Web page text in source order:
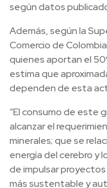
según datos
Además, según la
Comercio de
quienes aportan el
estima que
dependen de esta
“El consumo de este
alcanzar el
minerales; que se
energía del cerebro y
de impulsar
más sustentable y